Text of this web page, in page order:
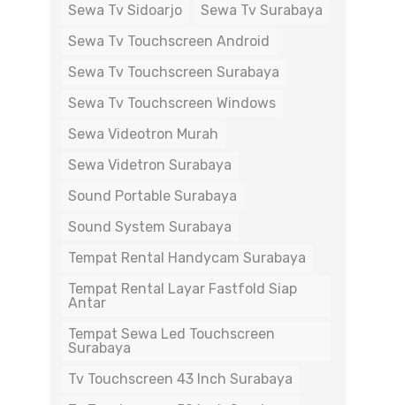
Sewa Tv Sidoarjo
Sewa Tv Surabaya
Sewa Tv Touchscreen Android
Sewa Tv Touchscreen Surabaya
Sewa Tv Touchscreen Windows
Sewa Videotron Murah
Sewa Videtron Surabaya
Sound Portable Surabaya
Sound System Surabaya
Tempat Rental Handycam Surabaya
Tempat Rental Layar Fastfold Siap
Antar
Tempat Sewa Led Touchscreen
Surabaya
Tv Touchscreen 43 Inch Surabaya